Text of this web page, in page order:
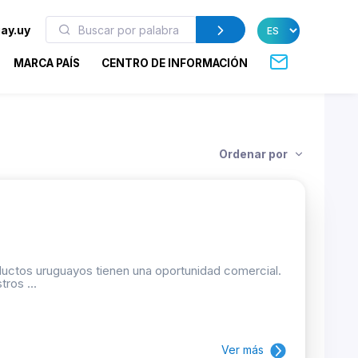
MARCA PAÍS CENTRO DE INFORMACIÓN
Ordenar por
uruguayos tienen una oportunidad comercial.
...
Ver más